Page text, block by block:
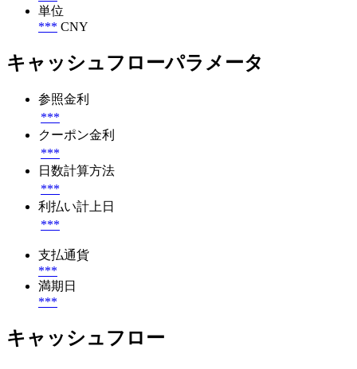
単位
*** CNY
キャッシュフローパラメータ
参照金利
***
クーポン金利
***
日数計算方法
***
利払い計上日
***
支払通貨
***
満期日
***
キャッシュフロー